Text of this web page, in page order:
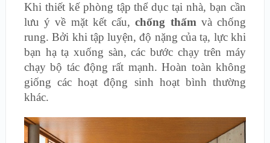
Khi thiết kế phòng tập thể dục tại nhà, bạn cần
lưu ý về mặt kết cấu,chống thấm và chống
rung. Bởi khi tập luyện, độ nặng của tạ, lực khi
bạn hạ tạ xuống sàn, các bước chạy trên máy
chạy bộ tác động rất mạnh. Hoàn toàn không
giống các hoạt động sinh hoạt bình thường
khác.